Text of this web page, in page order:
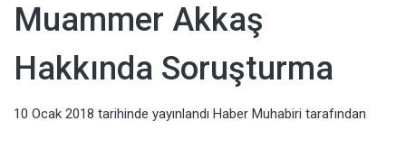
Sağlık, Moda
Haberleri
Muammer Akkaş
Hakkında Soruşturma
10 Ocak 2018 tarihinde yayınlandı Haber Muhabiri tarafından